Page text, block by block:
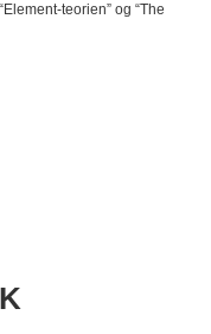
teorien” og “The